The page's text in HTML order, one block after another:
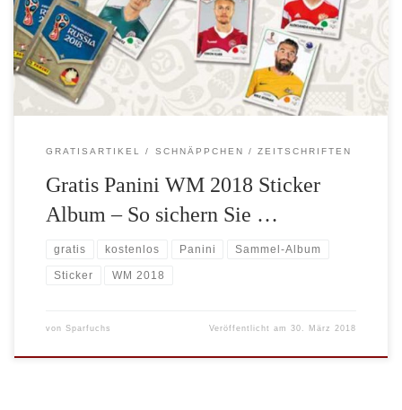
27.03.2018 erhältlich und können im Zeitschriftenhandel, aber
auch im Internet wie z.B. bei eBay oder Amazon gekauft werden.
Panini Sammel-Album […]
GRATISARTIKEL SCHNÄPPCHEN ZEITSCHRIFTEN
Gratis Panini WM 2018 Sticker
Album – So sichern Sie …
gratis kostenlos Panini Sammel-Album
Sticker WM 2018
von Sparfuchs Veröffentlicht am30. März 2018